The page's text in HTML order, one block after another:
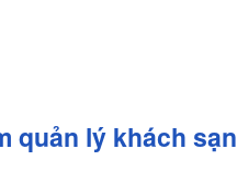
quản lý khách sạn